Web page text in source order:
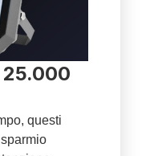
25.000
questi